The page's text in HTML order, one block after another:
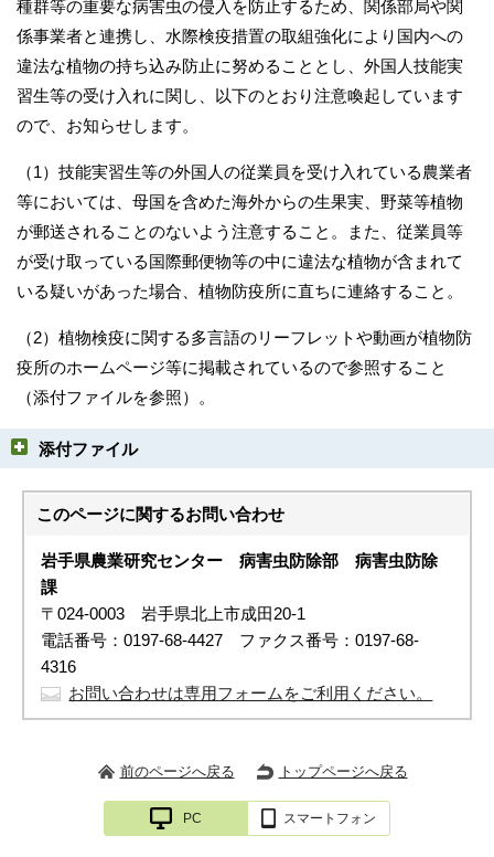
種群等の重要な病害虫の侵入を防止するため、関係部局や関
係事業者と連携し、水際検疫措置の取組強化により国内への
違法な植物の持ち込み防止に努めることとし、外国人技能実
習生等の受け入れに関し、以下のとおり注意喚起しています
ので、お知らせします。
（1）技能実習生等の外国人の従業員を受け入れている農業者
等においては、母国を含めた海外からの生果実、野菜等植物
が郵送されることのないよう注意すること。また、従業員等
が受け取っている国際郵便物等の中に違法な植物が含まれて
いる疑いがあった場合、植物防疫所に直ちに連絡すること。
（2）植物検疫に関する多言語のリーフレットや動画が植物防
疫所のホームページ等に掲載されているので参照すること
（添付ファイルを参照）。
添付ファイル
このページに関するお問い合わせ
岩手県農業研究センター 病害虫防除部 病害虫防除
課
〒024-0003 岩手県北上市成田20-1
電話番号：0197-68-4427 ファクス番号：0197-68-
4316
お問い合わせは専用フォームをご利用ください。
前のページへ戻る トップページへ戻る
PC スマートフォン